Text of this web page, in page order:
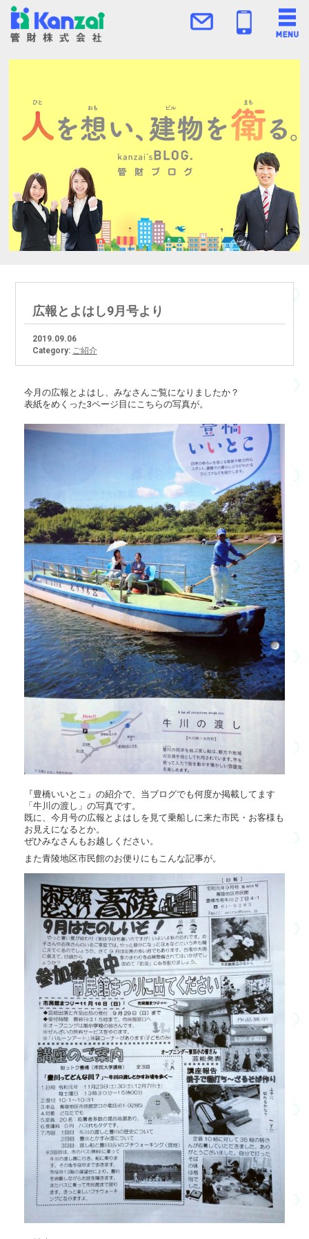
広報とよはし9月号より
2019.09.06
Category: ご紹介
今月の広報とよはし、みなさんご覧になりましたか？
表紙をめくった3ページ目にこちらの写真が。
『豊橋いいとこ』の紹介で、当ブログでも何度か掲載してます
「牛川の渡し」の写真です。
既に、今月号の広報とよはしを見て乗船しに来た市民・お客様も
お見えになるとか。
ぜひみなさんもお越しください。
また青陵地区市民館のお便りにもこんな記事が。